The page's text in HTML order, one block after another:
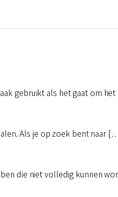
gebruikt als het gaat om
Als je op zoek bent naar
die niet volledig kunnen